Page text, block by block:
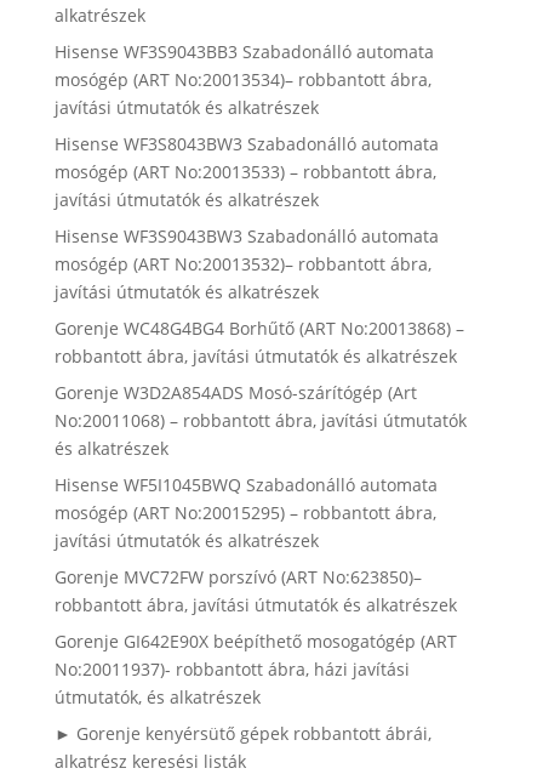
alkatrészek
Hisense WF3S9043BB3 Szabadonálló automata
mosógép (ART No:20013534)– robbantott ábra,
javítási útmutatók és alkatrészek
Hisense WF3S8043BW3 Szabadonálló automata
mosógép (ART No:20013533) – robbantott ábra,
javítási útmutatók és alkatrészek
Hisense WF3S9043BW3 Szabadonálló automata
mosógép (ART No:20013532)– robbantott ábra,
javítási útmutatók és alkatrészek
Gorenje WC48G4BG4 Borhűtő (ART No:20013868) –
robbantott ábra, javítási útmutatók és alkatrészek
Gorenje W3D2A854ADS Mosó-szárítógép (Art
No:20011068) – robbantott ábra, javítási útmutatók
és alkatrészek
Hisense WF5I1045BWQ Szabadonálló automata
mosógép (ART No:20015295) – robbantott ábra,
javítási útmutatók és alkatrészek
Gorenje MVC72FW porszívó (ART No:623850)–
robbantott ábra, javítási útmutatók és alkatrészek
Gorenje GI642E90X beépíthető mosogatógép (ART
No:20011937)- robbantott ábra, házi javítási
útmutatók, és alkatrészek
► Gorenje kenyérsütő gépek robbantott ábrái,
alkatrész keresési listák